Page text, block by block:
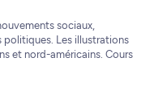
sociaux,
politiques. Les illustrations
et nord-américains. Cours